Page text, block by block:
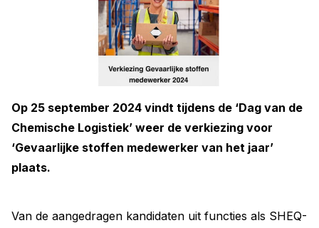
Op 25 september 2024 vindt tijdens de ‘Dag van de
Chemische Logistiek’ weer de verkiezing voor
‘Gevaarlijke stoffen medewerker van het jaar’
plaats.
Van de aangedragen kandidaten uit functies als SHEQ-